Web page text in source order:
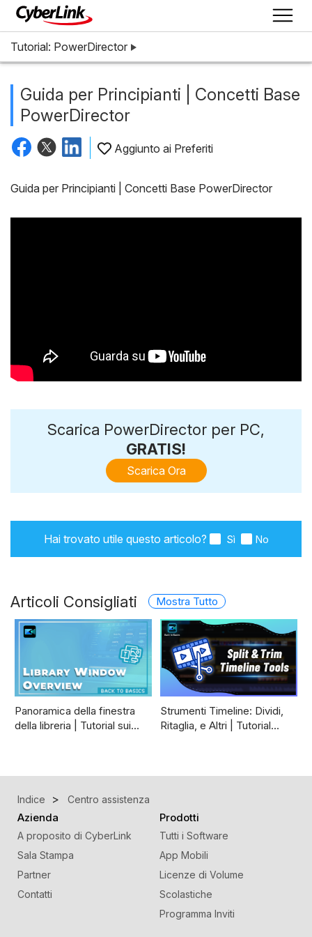
Tutorial: PowerDirector
Guida per Principianti | Concetti Base
PowerDirector
Aggiunto ai Preferiti
Guida per Principianti | Concetti Base PowerDirector
Scarica PowerDirector per PC,
GRATIS!
Scarica Ora
Hai trovato utile questo articolo? Sì No
Articoli Consigliati Mostra Tutto
Panoramica della finestra
della libreria | Tutorial sui…
Strumenti Timeline: Dividi,
Ritaglia, e Altri | Tutorial…
Indice Centro assistenza
Azienda
A proposito di CyberLink
Sala Stampa
Partner
Contatti
Prodotti
Tutti i Software
App Mobili
Licenze di Volume
Scolastiche
Programma Inviti